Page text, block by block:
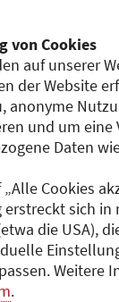
von Cookies
auf unserer
der Website
anonyme
und um eine
Daten
Cookies
sich in
die USA),
Weitere
.
Fachgebiet